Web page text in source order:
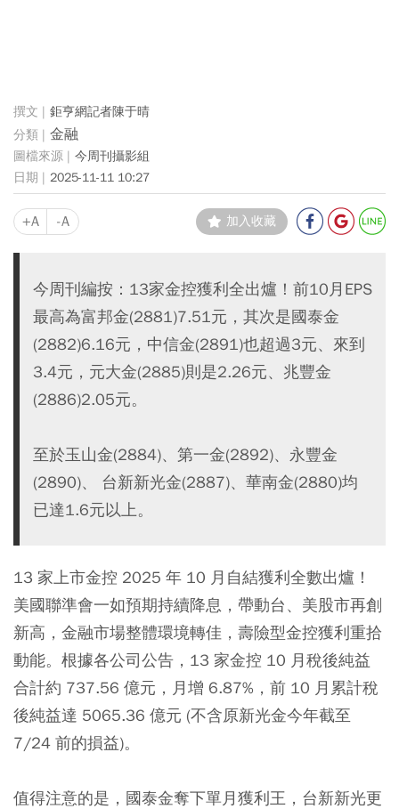
鉅亨網記者陳于晴
金融
今周刊攝影組
2025-11-11 10:27
+A -A 加入收藏
今周刊編按：13家金控獲利全出爐！前10月EPS
最高為富邦金(2881)7.51元，其次是國泰金
(2882)6.16元，中信金(2891)也超過3元、來到
3.4元，元大金(2885)則是2.26元、兆豐金
(2886)2.05元。
至於玉山金(2884)、第一金(2892)、永豐金
(2890)、 台新新光金(2887)、華南金(2880)均
已達1.6元以上。
13 家上市金控 2025 年 10 月自結獲利全數出爐！
美國聯準會一如預期持續降息，帶動台、美股市再創
新高，金融市場整體環境轉佳，壽險型金控獲利重拾
動能。根據各公司公告，13 家金控 10 月稅後純益
合計約 737.56 億元，月增 6.87%，前 10 月累計稅
後純益達 5065.36 億元 (不含原新光金今年截至
7/24 前的損益)。
值得注意的是，國泰金奪下單月獲利王，台新新光更